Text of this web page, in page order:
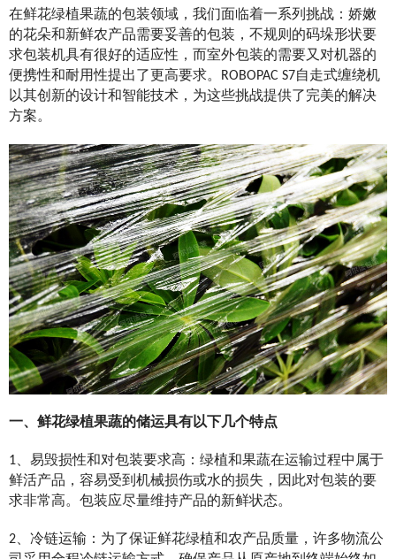
在鲜花绿植果蔬的包装领域，我们面临着一系列挑战：娇嫩
的花朵和新鲜农产品需要妥善的包装，不规则的码垛形状要
求包装机具有很好的适应性，而室外包装的需要又对机器的
便携性和耐用性提出了更高要求。ROBOPAC S7自走式缠绕机
以其创新的设计和智能技术，为这些挑战提供了完美的解决
方案。
一、鲜花绿植果蔬的储运具有以下几个特点
1、易毁损性和对包装要求高：绿植和果蔬在运输过程中属于
鲜活产品，容易受到机械损伤或水的损失，因此对包装的要
求非常高。包装应尽量维持产品的新鲜状态。
2、冷链运输：为了保证鲜花绿植和农产品质量，许多物流公